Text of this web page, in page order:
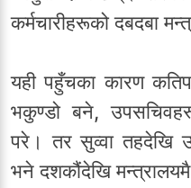
कर्मचारीहरूको दबदबा
यही पहुँचका कारण
भकुण्डो बने,
परे। तर सुव्वा तहदेखि
भने दशकौंदेखि